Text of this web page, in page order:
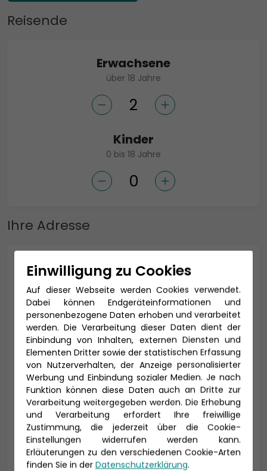
Reisende
Erwachsene
über 18 Jahre
Kinder
0 bis 18 Jahre
Ihre Adresse
Anrede *
Titel
Vorname * Nachname *
E-Mail *
Einwilligung zu Cookies
Auf dieser Webseite werden Cookies verwendet.
Dabei können Endgeräteinformationen und
personenbezogene Daten erhoben und verarbeitet
werden. Die Verarbeitung dieser Daten dient der
Einbindung von Inhalten, externen Diensten und
Elementen Dritter sowie der statistischen Erfassung
von Nutzerverhalten, der Anzeige personalisierter
Werbung und Einbindung sozialer Medien. Je nach
Funktion können diese Daten auch an Dritte zur
Verarbeitung weitergegeben werden. Die Erhebung
und Verarbeitung erfordert Ihre freiwillige
Zustimmung, die jederzeit über die Cookie-
Einstellungen widerrufen werden kann.
Erläuterungen zu den verschiedenen Cookie-Arten
finden Sie in der Datenschutzerklärung.